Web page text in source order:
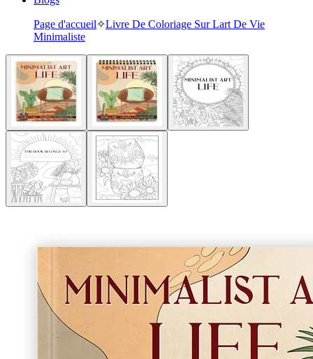
Page d'accueil✧Livre De Coloriage Sur Lart De Vie
Minimaliste